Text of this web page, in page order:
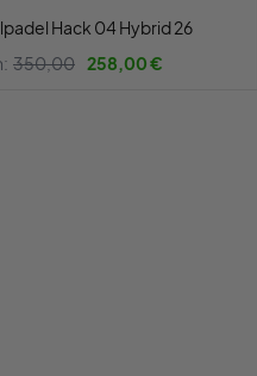
Hack 04 Hybrid 26
350,00 258,00 €